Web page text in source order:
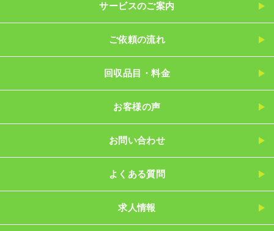
サービスのご案内
ご依頼の流れ
回収品目・料金
お客様の声
お問い合わせ
よくある質問
求人情報